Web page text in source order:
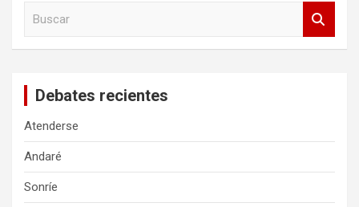
Debates recientes
Atenderse
Andaré
Sonríe